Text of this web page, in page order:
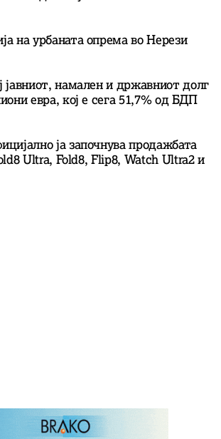
на урбаната опрема во Нерези
јавниот, намален и државниот долг
евра, кој e сега 51,7% од БДП
ја започнува продажбата
Ultra, Fold8, Flip8, Watch Ultra2 и